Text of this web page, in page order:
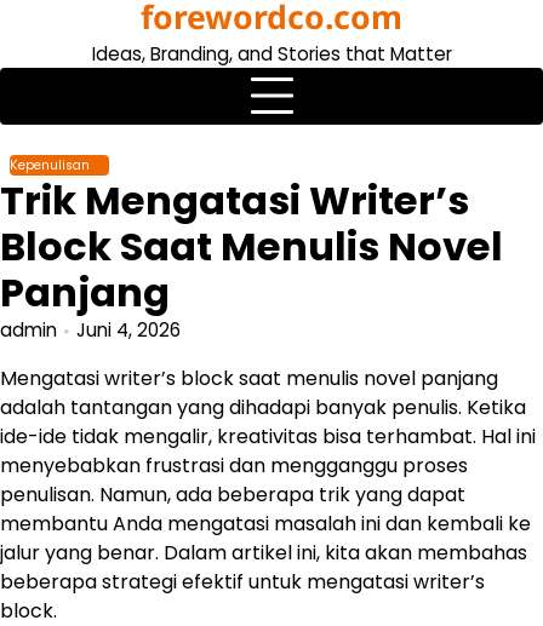
content
forewordco.com
Ideas, Branding, and Stories that Matter
Kepenulisan
Trik Mengatasi Writer’s
Block Saat Menulis Novel
Panjang
admin Juni 4, 2026
Mengatasi writer’s block saat menulis novel panjang
adalah tantangan yang dihadapi banyak penulis. Ketika
ide-ide tidak mengalir, kreativitas bisa terhambat. Hal ini
menyebabkan frustrasi dan mengganggu proses
penulisan. Namun, ada beberapa trik yang dapat
membantu Anda mengatasi masalah ini dan kembali ke
jalur yang benar. Dalam artikel ini, kita akan membahas
beberapa strategi efektif untuk mengatasi writer’s
block.